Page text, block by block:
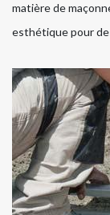
matière de
esthétique pour